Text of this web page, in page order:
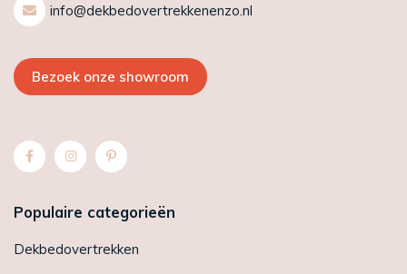
info@dekbedovertrekkenenzo.nl
Bezoek onze showroom
Populaire categorieën
Dekbedovertrekken